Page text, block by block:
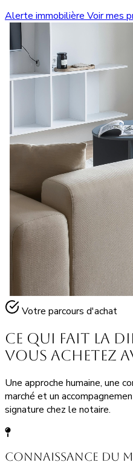
Alerte immobilière Voir mes
Votre parcours d'achat
Ce qui fait la
vous achetez
Une approche humaine, une
marché et un
signature chez le notaire.
Connaissance du